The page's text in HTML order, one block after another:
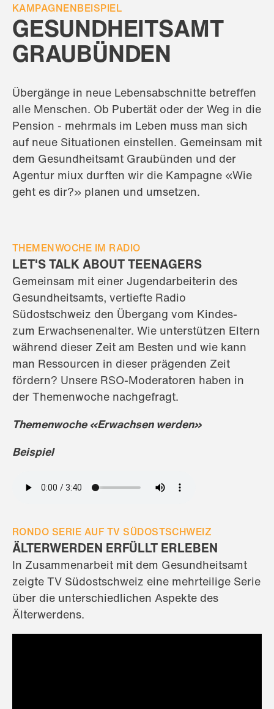
KAMPAGNENBEISPIEL
GESUNDHEITSAMT
GRAUBÜNDEN
Übergänge in neue Lebensabschnitte betreffen
alle Menschen. Ob Pubertät oder der Weg in die
Pension - mehrmals im Leben muss man sich
auf neue Situationen einstellen. Gemeinsam mit
dem Gesundheitsamt Graubünden und der
Agentur miux durften wir die Kampagne «Wie
geht es dir?» planen und umsetzen.
THEMENWOCHE IM RADIO
LET'S TALK ABOUT TEENAGERS
Gemeinsam mit einer Jugendarbeiterin des
Gesundheitsamts, vertiefte Radio
Südostschweiz den Übergang vom Kindes-
zum Erwachsenenalter. Wie unterstützen Eltern
während dieser Zeit am Besten und wie kann
man Ressourcen in dieser prägenden Zeit
fördern? Unsere RSO-Moderatoren haben in
der Themenwoche nachgefragt.
Themenwoche«Erwachsen werden»
Beispiel
RONDO SERIE AUF TV SÜDOSTSCHWEIZ
ÄLTERWERDEN ERFÜLLT ERLEBEN
In Zusammenarbeit mit dem Gesundheitsamt
zeigte TV Südostschweiz eine mehrteilige Serie
über die unterschiedlichen Aspekte des
Älterwerdens.